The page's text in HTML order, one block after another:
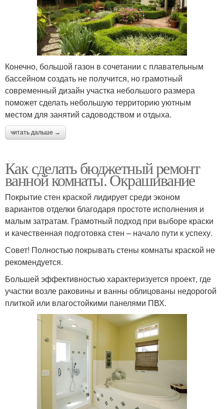
Конечно, большой газон в сочетании с плавательным
бассейном создать не получится, но грамотный
современный дизайн участка небольшого размера
поможет сделать небольшую территорию уютным
местом для занятий садоводством и отдыха.
читать дальше →
Как сделать бюджетный ремонт
ванной комнаты. Окрашивание
Покрытие стен краской лидирует среди эконом
вариантов отделки благодаря простоте исполнения и
малым затратам. Грамотный подход при выборе краски
и качественная подготовка стен – начало пути к успеху.
Совет! Полностью покрывать стены комнаты краской не
рекомендуется.
Большей эффективностью характеризуется проект, где
участки возле раковины и ванны облицованы недорогой
плиткой или влагостойкими панелями ПВХ.